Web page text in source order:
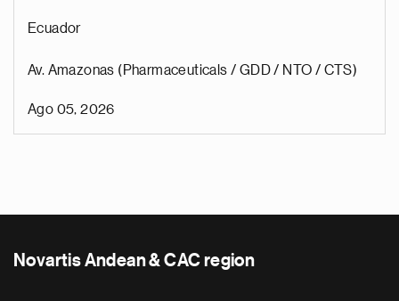
Ecuador
Av. Amazonas (Pharmaceuticals / GDD / NTO / CTS)
Ago 05, 2026
Novartis Andean & CAC region